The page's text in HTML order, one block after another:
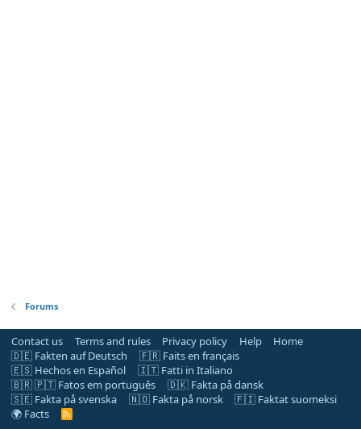
Forums
Contact us Terms and rules Privacy policy Help
Home
🇩🇪 Fakten auf Deutsch
🇫🇷 Faits en français
🇪🇸 Hechos en Español
🇮🇹 Fatti in Italiano
🇧🇷 🇵🇹 Fatos em português
🇩🇰 Fakta på dansk
🇸🇪 Fakta på svenska
🇳🇴 Fakta på norsk
🇫🇮 Faktat suomeksi
🌍 Facts
R